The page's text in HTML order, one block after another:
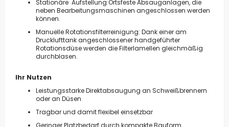
Stationäre Aufstellung:Ortsfeste Absauganlagen, die
neben Be­ar­bei­tungs­ma­schi­nen angeschlossen werden
können.
Manuelle Rotationsfilterreinigung: Dank einer am
Drucklufttank angeschlossener handgeführter
Rotationsdüse werden die Filterlamellen gleichmäßig
durchblasen.
Ihr Nutzen
Leistungsstarke Direktabsaugung an Schweißbrennern
oder an Düsen
Tragbar und damit flexibel einsetzbar
Geringer Platzbedarf durch kompakte Bauform